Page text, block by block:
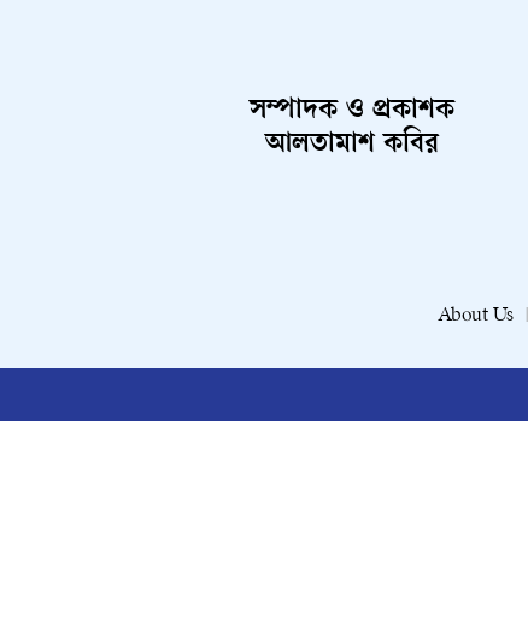
সম্পাদক ও প্রকাশক
আলতামাশ কবির
About Us